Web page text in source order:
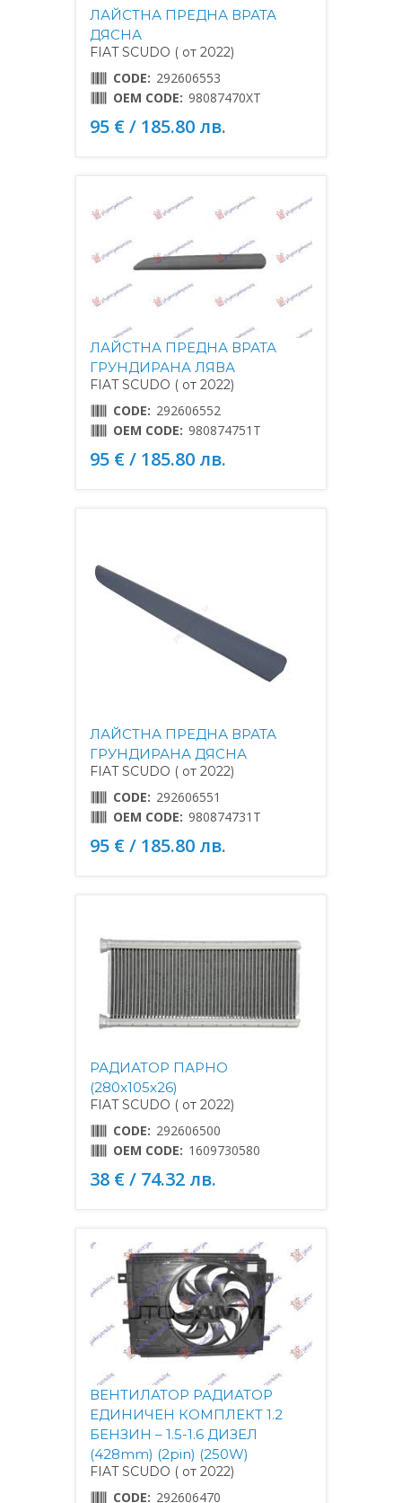
ЛАЙСТНА ПРЕДНА ВРАТА
ДЯСНА
FIAT SCUDO ( от 2022)
CODE: 292606553
OEM CODE: 98087470XT
95 € / 185.80 лв.
ЛАЙСТНА ПРЕДНА ВРАТА
ГРУНДИРАНА ЛЯВА
FIAT SCUDO ( от 2022)
CODE: 292606552
OEM CODE: 980874751T
95 € / 185.80 лв.
ЛАЙСТНА ПРЕДНА ВРАТА
ГРУНДИРАНА ДЯСНА
FIAT SCUDO ( от 2022)
CODE: 292606551
OEM CODE: 980874731T
95 € / 185.80 лв.
РАДИАТОР ПАРНО
(280x105x26)
FIAT SCUDO ( от 2022)
CODE: 292606500
OEM CODE: 1609730580
38 € / 74.32 лв.
ВЕНТИЛАТОР РАДИАТОР
ЕДИНИЧЕН КОМПЛЕКТ 1.2
БЕНЗИН – 1.5-1.6 ДИЗЕЛ
(428mm) (2pin) (250W)
FIAT SCUDO ( от 2022)
CODE: 292606470